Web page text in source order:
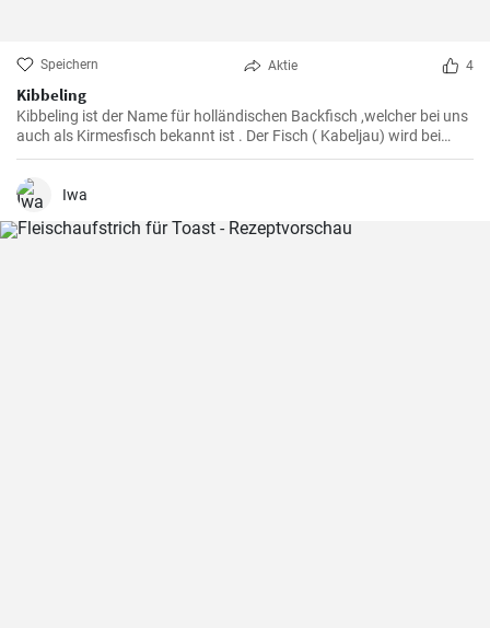
Speichern Aktie 4
Kibbeling
Kibbeling ist der Name für holländischen Backfisch ,welcher bei uns
auch als Kirmesfisch bekannt ist . Der Fisch ( Kabeljau) wird bei
diesem Rezept in heißem Öl fritiert bis er eine knusprike Kruste hat .
Iwa